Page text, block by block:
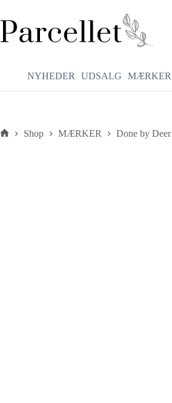
indhold
NYHEDER UDSALG MÆRKER
Shop MÆRKER Done by Deer